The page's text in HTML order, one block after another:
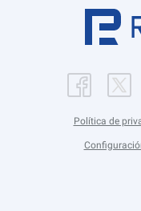
Política de